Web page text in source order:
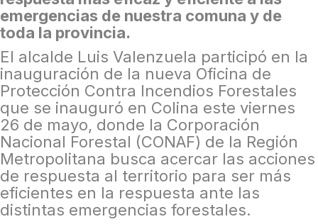
emergencias de nuestra comuna y de
toda la provincia.
El alcalde Luis Valenzuela participó en la
inauguración de la nueva Oficina de
Protección Contra Incendios Forestales
que se inauguró en Colina este viernes
26 de mayo, donde la Corporación
Nacional Forestal (CONAF) de la Región
Metropolitana busca acercar las acciones
de respuesta al territorio para ser más
eficientes en la respuesta ante las
distintas emergencias forestales.